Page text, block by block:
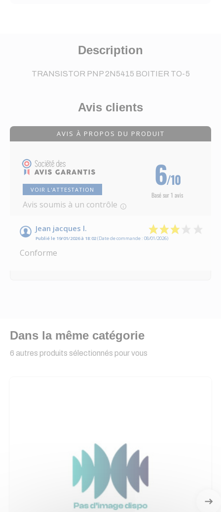
Description
TRANSISTOR PNP 2N5415 BOITIER TO-5
Avis clients
AVIS À PROPOS DU PRODUIT
VOIR L'ATTESTATION
Avis soumis à un contrôle
6/10
Basé sur 1 avis
Jean jacques l.
Publié le 19/01/2026 à 18:02(Date de commande : 08/01/2026)
Conforme
Dans la même catégorie
6 autres produits sélectionnés pour vous